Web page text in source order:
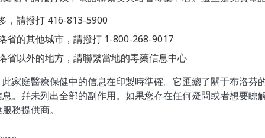
，請撥打 416-813-5900
省的其他城市，請撥打 1-800-268-9017
省以外的地方，請聯繫當地的毒藥信息中心
家庭醫療保健中的信息在印製時準確。它匯總了關于布洛芬
。幷未列出全部的副作用。如果您存在任何疑問或者想要瞭
務提供商。